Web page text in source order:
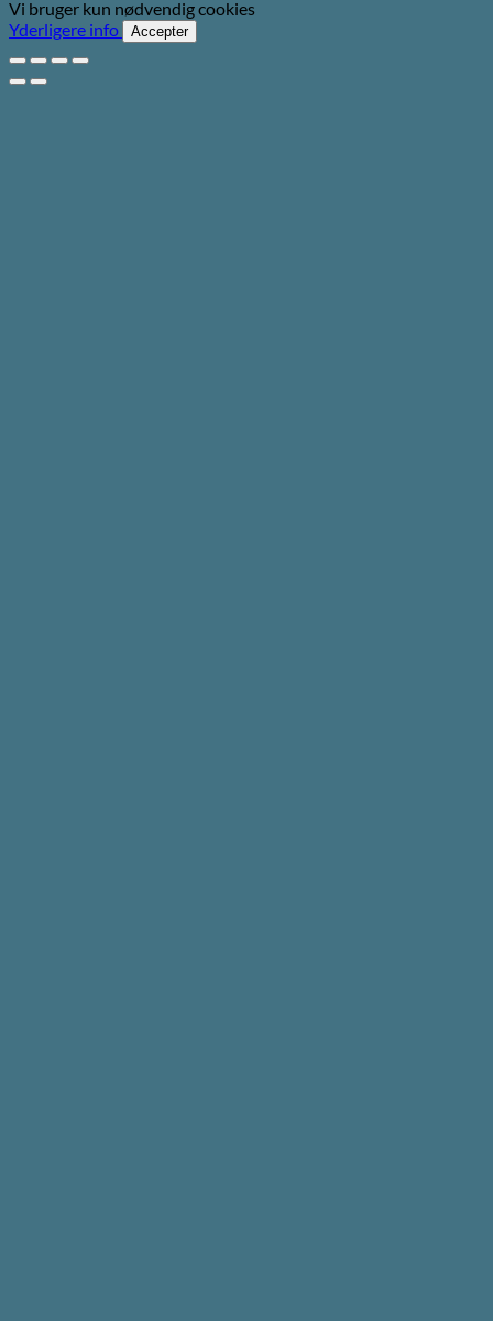
Vi bruger kun nødvendig cookies
Yderligere info
Accepter